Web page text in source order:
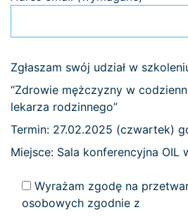
Zgłaszam swój udział w
“Zdrowie mężczyzny w
lekarza rodzinnego”
Termin: 27.02.2025 (czwartek)
Miejsce: Sala konferencyjna OIL
Wyrażam zgodę na
osobowych zgodnie z